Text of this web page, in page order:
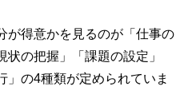
が得意かを見るのが「仕事の
状の把握」「課題の設定」
」の4種類が定められていま